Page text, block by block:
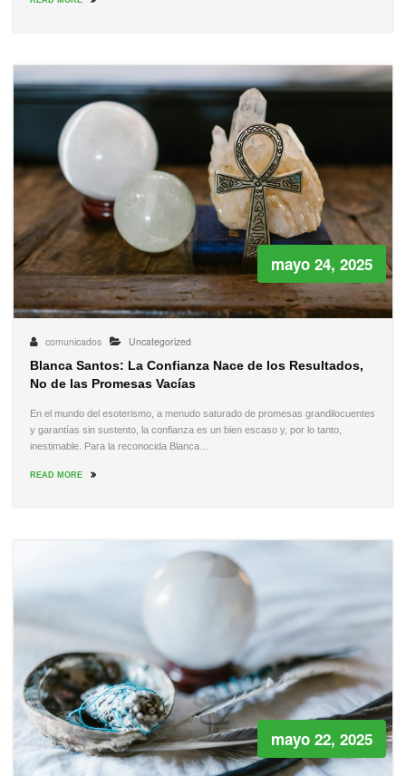
mayo 24, 2025
comunicados
Uncategorized
Blanca Santos: La Confianza Nace de los Resultados,
No de las Promesas Vacías
En el mundo del esoterismo, a menudo saturado de promesas grandilocuentes
y garantías sin sustento, la confianza es un bien escaso y, por lo tanto,
inestimable. Para la reconocida Blanca…
READ MORE
mayo 22, 2025